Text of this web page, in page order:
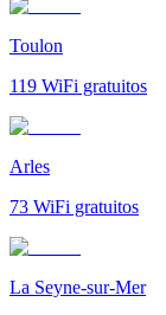
Toulon
119 WiFi gratuitos
Arles
73 WiFi gratuitos
La Seyne-sur-Mer